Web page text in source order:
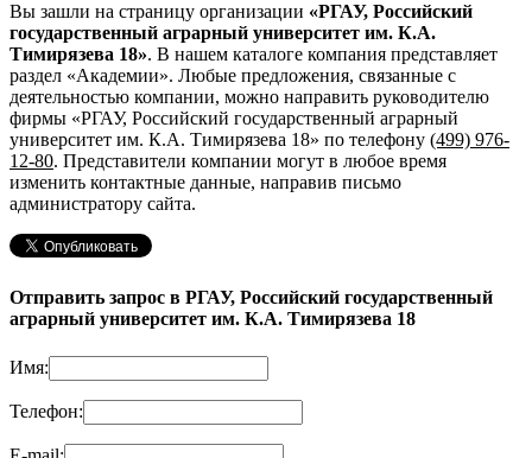
Вы зашли на страницу организации «РГАУ, Российский
государственный аграрный университет им. К.А.
Тимирязева 18». В нашем каталоге компания представляет
раздел «Академии». Любые предложения, связанные с
деятельностью компании, можно направить руководителю
фирмы «РГАУ, Российский государственный аграрный
университет им. К.А. Тимирязева 18» по телефону (499) 976-
12-80. Представители компании могут в любое время
изменить контактные данные, направив письмо
администратору сайта.
Отправить запрос в РГАУ, Российский государственный
аграрный университет им. К.А. Тимирязева 18
Имя:
Телефон: